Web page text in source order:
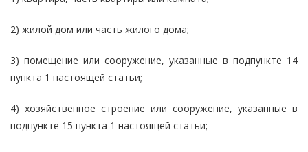
2) жилой дом или часть жилого дома;
3) помещение или сооружение, указанные в подпункте 14
пункта 1 настоящей статьи;
4) хозяйственное строение или сооружение, указанные в
подпункте 15 пункта 1 настоящей статьи;